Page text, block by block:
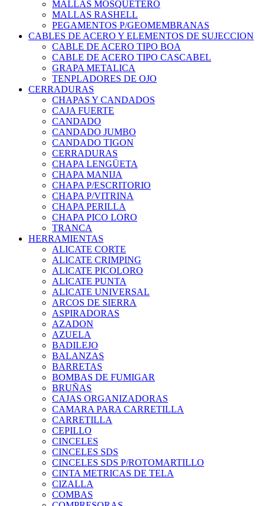
MALLAS MOSQUETERO
MALLAS RASHELL
PEGAMENTOS P/GEOMEMBRANAS
CABLES DE ACERO Y ELEMENTOS DE SUJECCION
CABLE DE ACERO TIPO BOA
CABLE DE ACERO TIPO CASCABEL
GRAPA METALICA
TENPLADORES DE OJO
CERRADURAS
CHAPAS Y CANDADOS
CAJA FUERTE
CANDADO
CANDADO JUMBO
CANDADO TIGON
CERRADURAS
CHAPA LENGÜETA
CHAPA MANIJA
CHAPA P/ESCRITORIO
CHAPA P/VITRINA
CHAPA PERILLA
CHAPA PICO LORO
TRANCA
HERRAMIENTAS
ALICATE CORTE
ALICATE CRIMPING
ALICATE PICOLORO
ALICATE PUNTA
ALICATE UNIVERSAL
ARCOS DE SIERRA
ASPIRADORAS
AZADON
AZUELA
BADILEJO
BALANZAS
BARRETAS
BOMBAS DE FUMIGAR
BRUÑAS
CAJAS ORGANIZADORAS
CAMARA PARA CARRETILLA
CARRETILLA
CEPILLO
CINCELES
CINCELES SDS
CINCELES SDS P/ROTOMARTILLO
CINTA METRICAS DE TELA
CIZALLA
COMBAS